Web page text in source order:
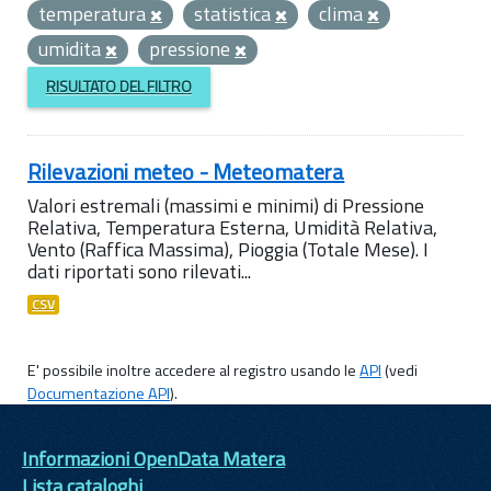
temperatura
statistica
clima
umidita
pressione
RISULTATO DEL FILTRO
Rilevazioni meteo - Meteomatera
Valori estremali (massimi e minimi) di Pressione
Relativa, Temperatura Esterna, Umidità Relativa,
Vento (Raffica Massima), Pioggia (Totale Mese). I
dati riportati sono rilevati...
CSV
E' possibile inoltre accedere al registro usando leAPI(vedi
Documentazione API).
Informazioni OpenData Matera